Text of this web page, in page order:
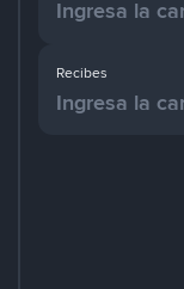
Recibes